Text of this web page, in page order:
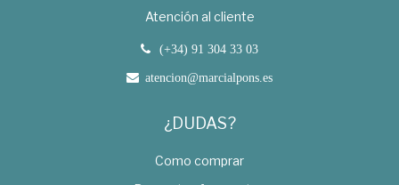
Atención al cliente
(+34) 91 304 33 03
atencion@marcialpons.es
¿DUDAS?
Como comprar